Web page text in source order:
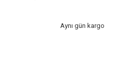
Aynı gün kargo